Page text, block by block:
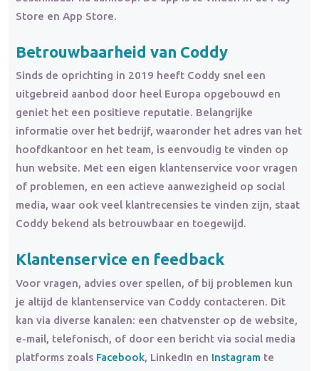
Store en App Store.
Betrouwbaarheid van Coddy
Sinds de oprichting in 2019 heeft Coddy snel een
uitgebreid aanbod door heel Europa opgebouwd en
geniet het een positieve reputatie. Belangrijke
informatie over het bedrijf, waaronder het adres van het
hoofdkantoor en het team, is eenvoudig te vinden op
hun website. Met een eigen klantenservice voor vragen
of problemen, en een actieve aanwezigheid op social
media, waar ook veel klantrecensies te vinden zijn, staat
Coddy bekend als betrouwbaar en toegewijd.
Klantenservice en feedback
Voor vragen, advies over spellen, of bij problemen kun
je altijd de klantenservice van Coddy contacteren. Dit
kan via diverse kanalen: een chatvenster op de website,
e-mail, telefonisch, of door een bericht via social media
platforms zoals Facebook, LinkedIn en Instagram te